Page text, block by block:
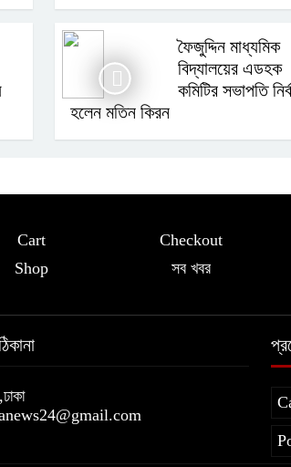
ফৈজুদ্দিন মাধ্যমিক
বিদ্যালয়ের এডহক
কমিটির সভাপতি
হলেন মতিন কিরন
Cart Checkout
Shop
সব খবর